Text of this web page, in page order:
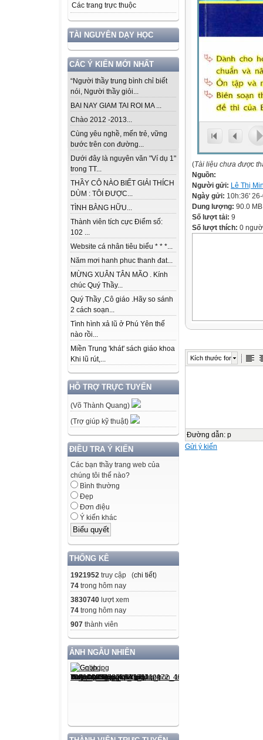
Các trang trực thuộc
TÀI NGUYÊN DẠY HỌC
CÁC Ý KIẾN MỚI NHẤT
“Người thầy trung bình chỉ biết
nói, Người thầy giỏi...
BAI NAY GIAM TAI ROI MA ...
Chào 2012 -2013...
Cùng yêu nghề, mến trẻ, vững
bước trên con đường...
Dưới đây là nguyên văn "Ví dụ 1"
trong TT...
THẦY CÔ NÀO BIẾT GIẢI THÍCH
DÙM : TÔI ĐƯỢC...
TÌNH BẰNG HỮU...
Thành viên tích cực Điểm số:
102 ...
Website cá nhân tiêu biểu * * *...
Năm mơi hanh phuc thanh đat...
MỪNG XUÂN TÂN MÃO . Kính
chúc Quý Thầy...
Quý Thầy ,Cô giáo .Hãy so sánh
2 cách soạn...
Tình hình xả lũ ở Phú Yên thế
nào rồi...
Miền Trung 'khát' sách giáo khoa
Khi lũ rút,...
HỖ TRỢ TRỰC TUYẾN
(Võ Thành Quang)
(Trợ giúp kỹ thuật)
ĐIỀU TRA Ý KIẾN
Các bạn thầy trang web của
chúng tôi thế nào?
Bình thường
Đẹp
Đơn điệu
Ý kiến khác
THỐNG KÊ
1921952 truy cập (chi tiết)
74 trong hôm nay
3830740 lượt xem
74 trong hôm nay
907 thành viên
ẢNH NGẪU NHIÊN
(Tài liệu chưa được
Nguồn:
Người gửi: Lê Thị
Ngày gửi: 10h:36'
Dung lượng: 90.0 MB
Số lượt tải: 9
Số lượt thích: 0
Kích thước font
Đường dẫn: p
Gửi ý kiến